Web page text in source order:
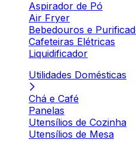
Aspirador de Pó
Air Fryer
Bebedouros e
Cafeteiras Elétricas
Liquidificador
Utilidades Domésticas
Chá e Café
Panelas
Utensílios de Cozinha
Utensílios de Mesa